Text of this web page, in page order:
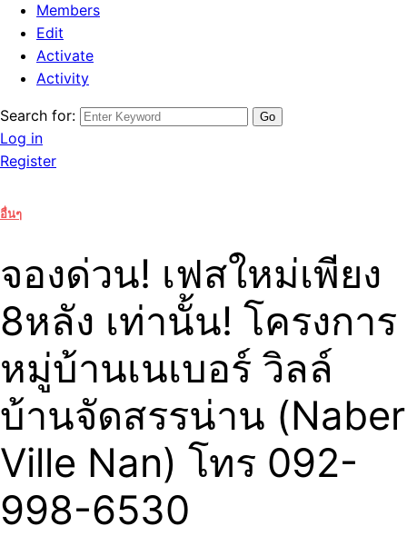
Members
Edit
Activate
Activity
Search for:
Log in
Register
อื่นๆ
จองด่วน! เฟสใหม่เพียง
8หลัง เท่านั้น! โครงการ
หมู่บ้านเนเบอร์ วิลล์
บ้านจัดสรรน่าน (Naber
Ville Nan) โทร 092-
998-6530